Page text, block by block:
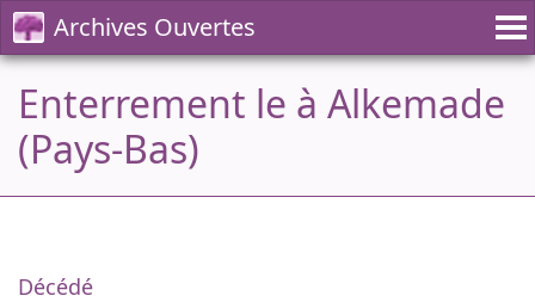
Archives Ouvertes
Enterrement le à Alkemade
(Pays-Bas)
Décédé